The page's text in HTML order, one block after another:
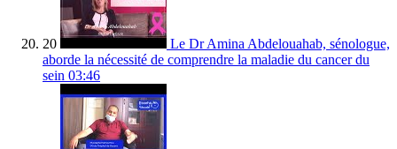
20
Le Dr Amina Abdelouahab, sénologue,
aborde la nécessité de comprendre la maladie du cancer du
sein 03:46